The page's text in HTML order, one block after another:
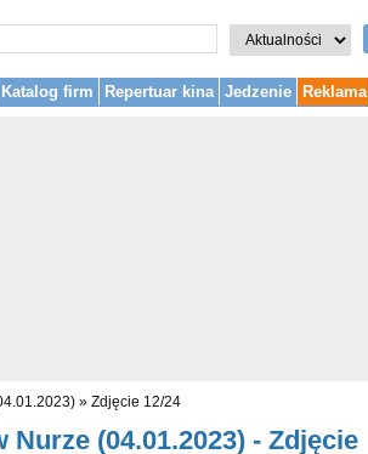
Katalog firm Repertuar kina Jedzenie Reklama
» Zdjęcie 12/24
(04.01.2023) - Zdjęcie